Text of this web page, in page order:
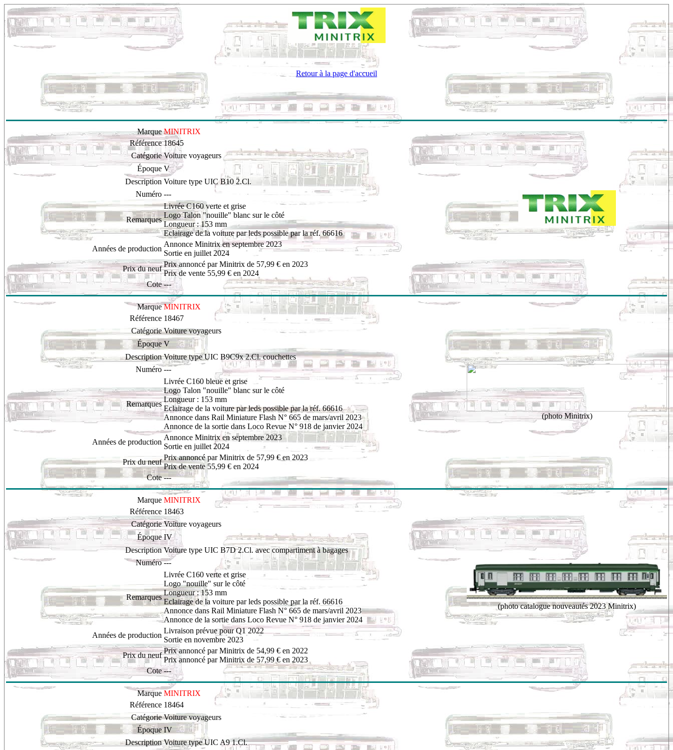
Retour à la page d'accueil
Marque MINITRIX
Référence 18645
Catégorie Voiture voyageurs
Époque V
Description Voiture type UIC B10 2.Cl.
Numéro ---
Remarques
Livrée C160 verte et grise
Logo Talon "nouille" blanc sur le côté
Longueur : 153 mm
Eclairage de la voiture par leds possible par la réf. 66616
Années de production
Annonce Minitrix en septembre 2023
Sortie en juillet 2024
Prix du neuf
Prix annoncé par Minitrix de 57,99 € en 2023
Prix de vente 55,99 € en 2024
Cote ---
Marque MINITRIX
(photo Minitrix)
Référence 18467
Catégorie Voiture voyageurs
Époque V
Description Voiture type UIC B9C9x 2.Cl. couchettes
Numéro ---
Remarques
Livrée C160 bleue et grise
Logo Talon "nouille" blanc sur le côté
Longueur : 153 mm
Eclairage de la voiture par leds possible par la réf. 66616
Annonce dans Rail Miniature Flash N° 665 de mars/avril 2023
Annonce de la sortie dans Loco Revue N° 918 de janvier 2024
Années de production
Annonce Minitrix en septembre 2023
Sortie en juillet 2024
Prix du neuf
Prix annoncé par Minitrix de 57,99 € en 2023
Prix de vente 55,99 € en 2024
Cote ---
Marque MINITRIX
(photo catalogue nouveautés 2023 Minitrix)
Référence 18463
Catégorie Voiture voyageurs
Époque IV
Description Voiture type UIC B7D 2.Cl. avec compartiment à bagages
Numéro ---
Remarques
Livrée C160 verte et grise
Logo "nouille" sur le côté
Longueur : 153 mm
Eclairage de la voiture par leds possible par la réf. 66616
Annonce dans Rail Miniature Flash N° 665 de mars/avril 2023
Annonce de la sortie dans Loco Revue N° 918 de janvier 2024
Années de production
Livraison prévue pour Q1 2022
Sortie en novembre 2023
Prix du neuf
Prix annoncé par Minitrix de 54,99 € en 2022
Prix annoncé par Minitrix de 57,99 € en 2023
Cote ---
Marque MINITRIX
Référence 18464
Catégorie Voiture voyageurs
Époque IV
Description Voiture type UIC A9 1.Cl.